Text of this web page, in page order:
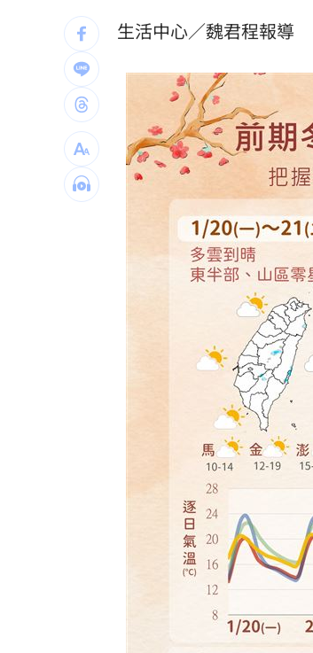
白海豚海警 一圖看風雨時
新／注意！這家營建股 下
逼親鄰兵、吃大鍋飯 憲兵
賴清德預告：0-18歲明年起
曾胖到116公斤！紫布爾揭
小刀離婚台玻二千金林文
新／白海豚颱風海警發布！
盤後／台股跌破3日均線 資
台灣彩券開獎直播中 20:31
LIVE三立+24小時直播 15:27
三立iNEWS新聞台線上直播
商場戰國來臨 台中「頂奢
台彩父親節推新刮刮樂千
「拍片人的多重宇宙」職
8國球員齊聚高雄
生活中心／魏君程報導